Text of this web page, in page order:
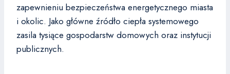
zapewnieniu bezpieczeństwa energetycznego miasta
i okolic. Jako główne źródło ciepła systemowego
zasila tysiące gospodarstw domowych oraz instytucji
publicznych.